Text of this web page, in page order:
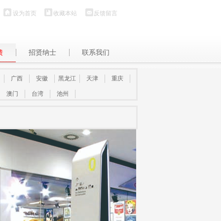
设为首页 收藏本站 反馈留言
招贤纳士 联系我们
广西 安徽 黑龙江 天津 重庆
澳门 台湾 池州